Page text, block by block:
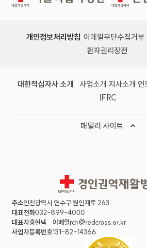
개인정보처리방침 이메일무단수집거부
환자권리장전
대한적십자사 소개 사업소개 지사소개 인
IFRC
패밀리 사이트
경인권역재활병원
주소인천광역시 연수구 원인재로 263
대표전화032-899-4000
대표자홍현택 이메일rch@redcross.or.kr
사업자등록번호131-82-14366